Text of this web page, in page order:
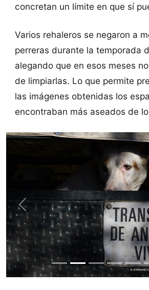
concretan un límite en que sí
Varios rehaleros se negaron a
perreras durante la temporada
alegando que en esos meses
de limpiarlas. Lo que permite
las imágenes obtenidas los
encontraban más aseados de
Previous